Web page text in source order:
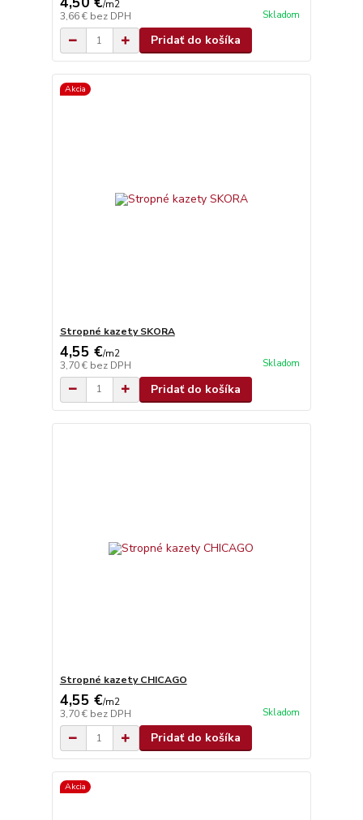
/m2
3,66 € bez DPH Skladom
Pridať do košíka
Akcia
Stropné kazety SKORA
4,55 €/m2
3,70 € bez DPH Skladom
Pridať do košíka
Stropné kazety CHICAGO
4,55 €/m2
3,70 € bez DPH Skladom
Pridať do košíka
Akcia